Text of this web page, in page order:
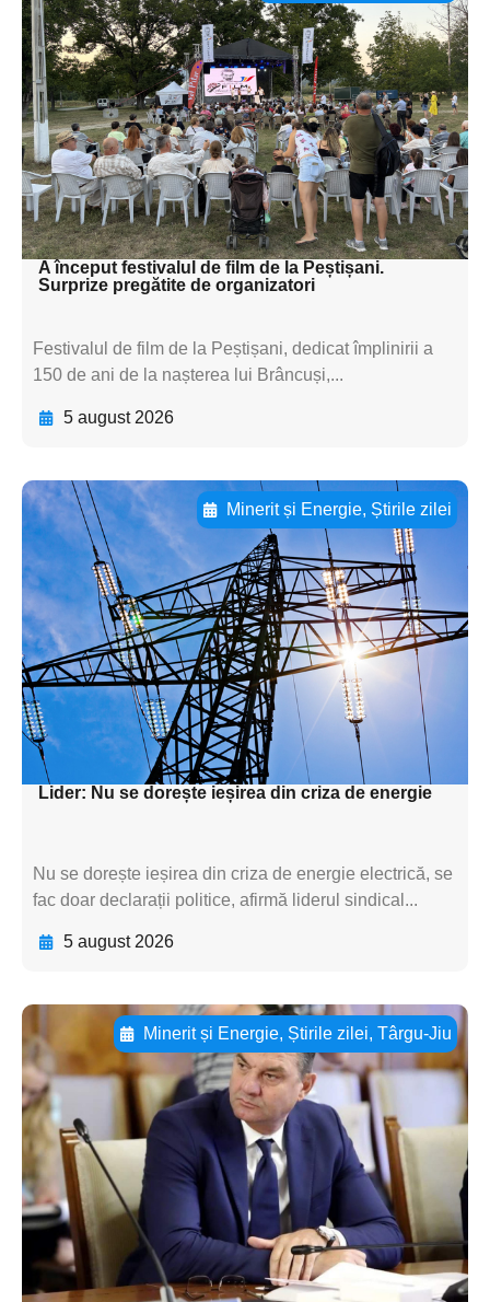
Adaugă aici textul pentru
subtitluAdaugă aici
textul pentru
subtitluAdaugă aici
textul pentru
subtitluAdaugă aici
textul pentru subti
A început festivalul de film de la Peștișani.
Surprize pregătite de organizatori
Festivalul de film de la Peștișani, dedicat împlinirii a
150 de ani de la nașterea lui Brâncuși,...
5 august 2026
Minerit și Energie, Știrile zilei
Adaugă aici textul pentru
subtitluAdaugă aici
textul pentru
subtitluAdaugă aici
textul pentru
subtitluAdaugă aici
textul pentru subti
Lider: Nu se dorește ieșirea din criza de energie
Nu se dorește ieșirea din criza de energie electrică, se
fac doar declarații politice, afirmă liderul sindical...
5 august 2026
Minerit și Energie, Știrile zilei, Târgu-Jiu
Adaugă aici textul pentru
subtitluAdaugă aici
textul pentru
subtitluAdaugă aici
textul pentru
subtitluAdaugă aici
textul pentru subti